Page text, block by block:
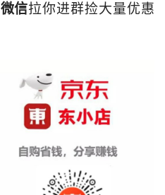
微信拉你进群捡大量优惠